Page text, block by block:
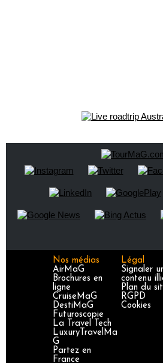
Nos médias
AirMaG
Brochures en
ligne
CruiseMaG
DestiMaG
Futuroscopie
La Travel Tech
LuxuryTravelMa
G
Partez en
France
Légal
Signaler
contenu
Plan du
RGPD
Cookies